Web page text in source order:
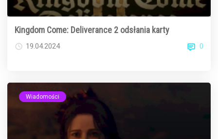
Kingdom Come: Deliverance 2 odsłania karty
19.04.2024 0
Wiadomości